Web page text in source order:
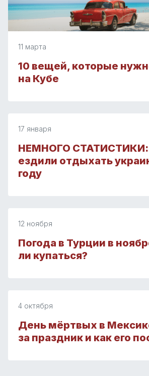
11 марта
10 вещей, которые
на Кубе
17 января
НЕМНОГО СТАТИСТИКИ:
ездили отдыхать
году
12 ноября
Погода в Турции в
ли купаться?
4 октября
День мёртвых в
за праздник и как его